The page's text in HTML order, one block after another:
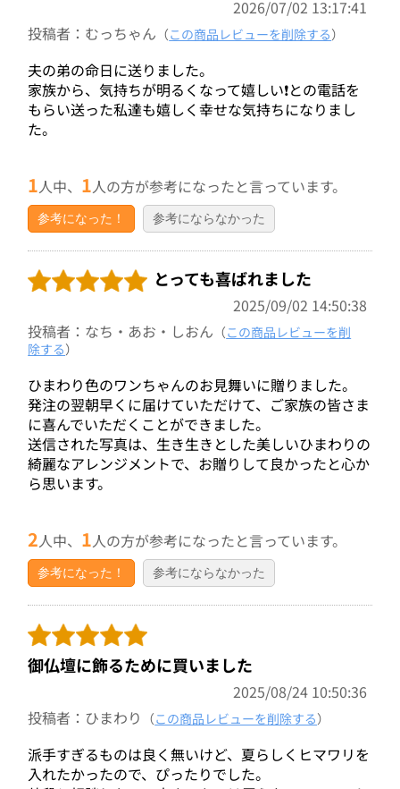
2026/07/02 13:17:41
投稿者：むっちゃん （この商品レビューを削除する）
夫の弟の命日に送りました。
家族から、気持ちが明るくなって嬉しい❗との電話を
もらい送った私達も嬉しく幸せな気持ちになりまし
た。
1人中、 1人の方が参考になったと言っています。
参考になった！ 参考にならなかった
とっても喜ばれました
2025/09/02 14:50:38
投稿者：なち・あお・しおん （この商品レビューを削
除する）
ひまわり色のワンちゃんのお見舞いに贈りました。
発注の翌朝早くに届けていただけて、ご家族の皆さま
に喜んでいただくことができました。
送信された写真は、生き生きとした美しいひまわりの
綺麗なアレンジメントで、お贈りして良かったと心か
ら思います。
2人中、 1人の方が参考になったと言っています。
参考になった！ 参考にならなかった
御仏壇に飾るために買いました
2025/08/24 10:50:36
投稿者：ひまわり （この商品レビューを削除する）
派手すぎるものは良く無いけど、夏らしくヒマワリを
入れたかったので、ぴったりでした。